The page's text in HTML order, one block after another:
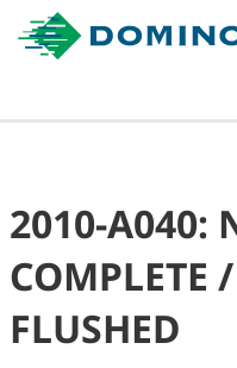
2010-A040:
COMPLETE
FLUSHED